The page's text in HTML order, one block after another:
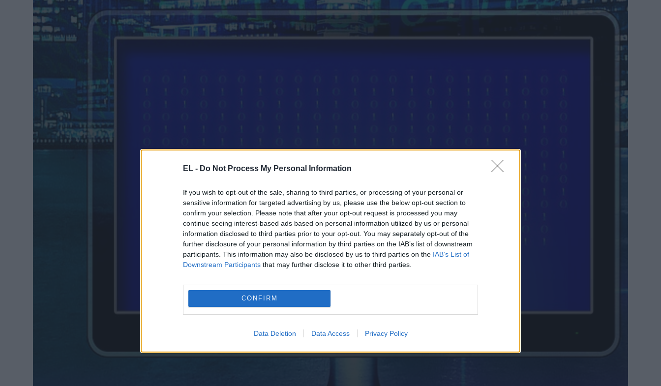
EL - Do Not Process My Personal Information
If you wish to opt-out of the sale, sharing to third parties, or processing of your personal or
sensitive information for targeted advertising by us, please use the below opt-out section to
confirm your selection. Please note that after your opt-out request is processed you may
continue seeing interest-based ads based on personal information utilized by us or personal
information disclosed to third parties prior to your opt-out. You may separately opt-out of the
further disclosure of your personal information by third parties on the IAB’s list of downstream
participants. This information may also be disclosed by us to third parties on the IAB’s List of
Downstream Participants that may further disclose it to other third parties.
CONFIRM
Data Deletion Data Access Privacy Policy